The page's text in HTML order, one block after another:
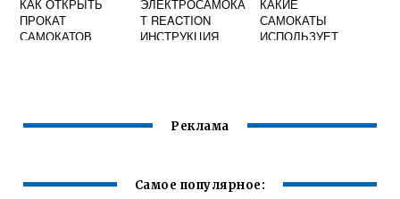
КАК ОТКРЫТЬ
ПРОКАТ
САМОКАТОВ
ЭЛЕКТРОСАМОКА
Т REACTION
ИНСТРУКЦИЯ
КАКИЕ
САМОКАТЫ
ИСПОЛЬЗУЕТ
Реклама
Самое популярное: